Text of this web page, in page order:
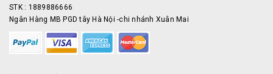
STK : 1889886666
Ngân Hàng MB PGD tây Hà Nội -chi nhánh Xuân Mai